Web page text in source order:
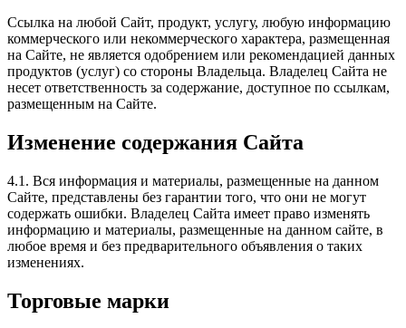
Ссылка на любой Сайт, продукт, услугу, любую информацию
коммерческого или некоммерческого характера, размещенная
на Сайте, не является одобрением или рекомендацией данных
продуктов (услуг) со стороны Владельца. Владелец Сайта не
несет ответственность за содержание, доступное по ссылкам,
размещенным на Сайте.
Изменение содержания Сайта
4.1. Вся информация и материалы, размещенные на данном
Сайте, представлены без гарантии того, что они не могут
содержать ошибки. Владелец Сайта имеет право изменять
информацию и материалы, размещенные на данном сайте, в
любое время и без предварительного объявления о таких
изменениях.
Торговые марки